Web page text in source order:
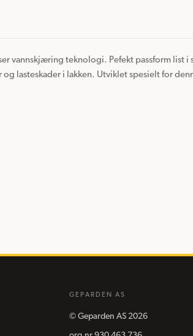
vannskjæring teknologi. Pefekt passform list i
lasteskader i lakken. Utviklet spesielt for
GEPARDEN AS
© Geparden AS 2026